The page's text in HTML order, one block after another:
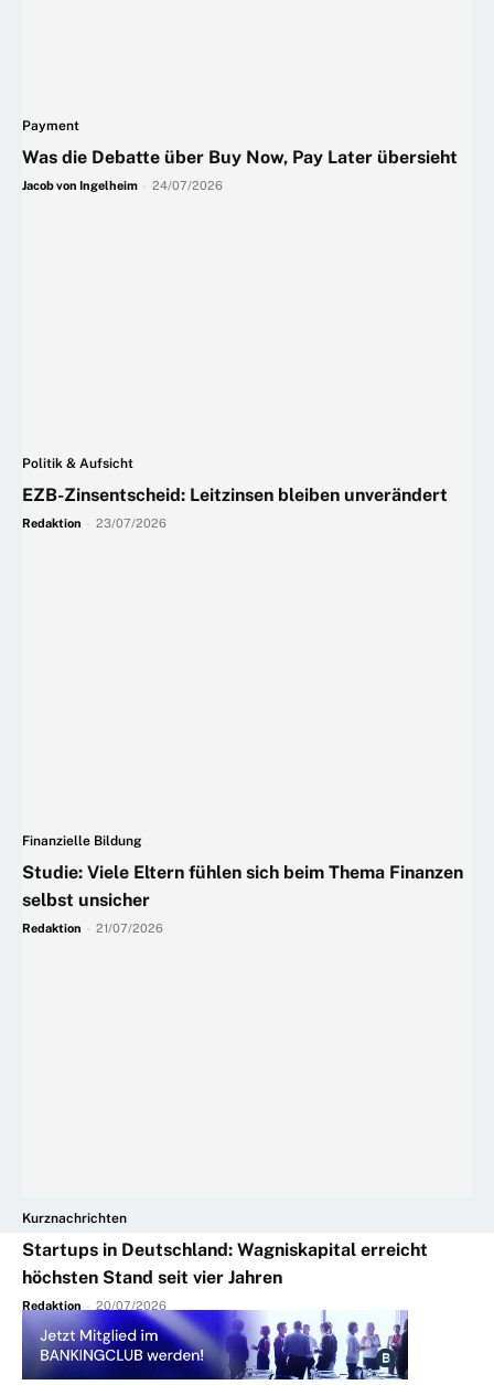
Payment
Was die Debatte über Buy Now, Pay Later übersieht
Jacob von Ingelheim 24/07/2026
Politik & Aufsicht
EZB-Zinsentscheid: Leitzinsen bleiben unverändert
Redaktion 23/07/2026
Finanzielle Bildung
Studie: Viele Eltern fühlen sich beim Thema Finanzen
selbst unsicher
Redaktion 21/07/2026
Kurznachrichten
Startups in Deutschland: Wagniskapital erreicht
höchsten Stand seit vier Jahren
Redaktion - 20/07/2026